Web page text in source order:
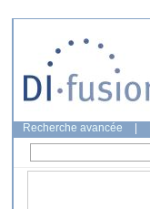
Recherche avancée